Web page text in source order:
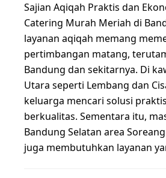
Sajian Aqiqah Praktis dan
Catering Murah Meriah di
layanan aqiqah memang
pertimbangan matang,
Bandung dan sekitarnya. Di
Utara seperti Lembang dan
keluarga mencari solusi
berkualitas. Sementara itu,
Bandung Selatan area
juga membutuhkan layanan